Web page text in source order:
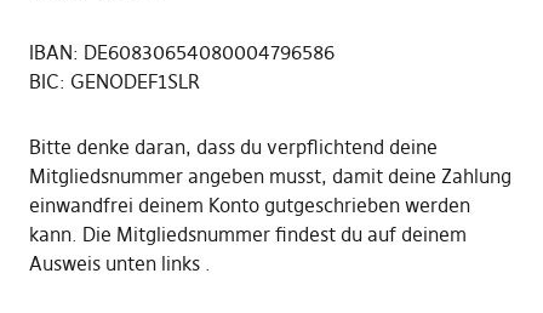
IBAN: DE60830654080004796586
BIC: GENODEF1SLR
Bitte denke daran, dass du verpflichtend deine
Mitgliedsnummer angeben musst, damit deine Zahlung
einwandfrei deinem Konto gutgeschrieben werden
kann. Die Mitgliedsnummer findest du auf deinem
Ausweis unten links .